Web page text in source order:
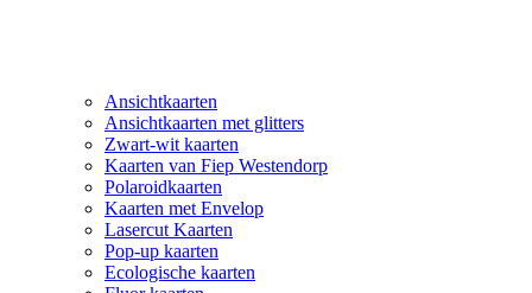
Ansichtkaarten
Ansichtkaarten met glitters
Zwart-wit kaarten
Kaarten van Fiep Westendorp
Polaroidkaarten
Kaarten met Envelop
Lasercut Kaarten
Pop-up kaarten
Ecologische kaarten